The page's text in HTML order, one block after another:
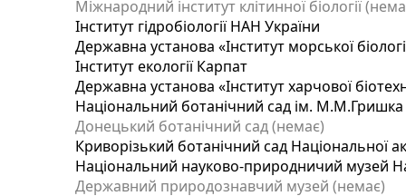
Міжнародний інститут клітинної біології
Інститут гідробіології НАН України
Державна установа «Інститут морської
Інститут екології Карпат
Державна установа «Інститут харчової
Національний ботанічний сад ім. М.М.Гришка
Донецький ботанічний сад (немає)
Криворізький ботанічний сад Національної
Національний науково-природничий музей
Державний природознавчий музей (немає)